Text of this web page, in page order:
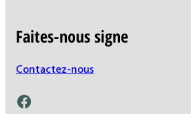
Faites-nous signe
Contactez-nous
Facebook